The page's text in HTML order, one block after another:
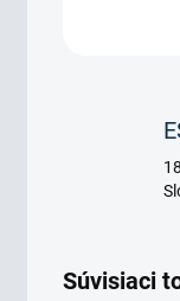
Súvisiaci